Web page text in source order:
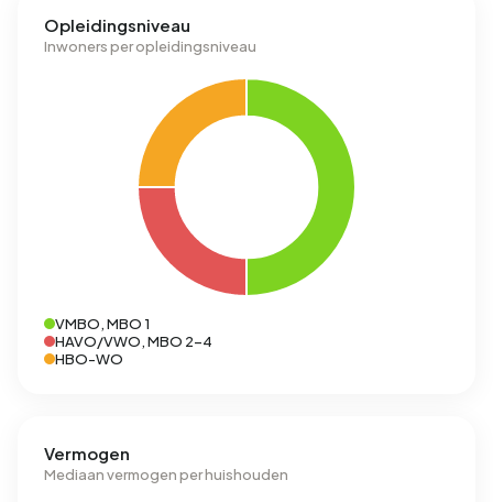
Opleidingsniveau
Inwoners per opleidingsniveau
VMBO, MBO 1
HAVO/VWO, MBO 2-4
HBO-WO
Vermogen
Mediaan vermogen per huishouden